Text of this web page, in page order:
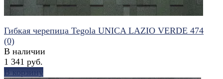
Гибкая черепица Tegola UNICA LAZIO VERDE 474
(0)
В наличии
1 341 руб.
В корзину